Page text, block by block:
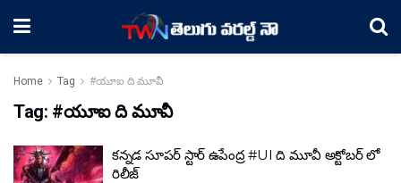
Home Tag #యూఐ ది మూవీ
Tag: #యూఐ ది మూవీ
కన్నడ సూపర్ స్టార్ ఉపేంద్ర #UI ది మూవీ అక్టోబర్ లో
రిలీజ్